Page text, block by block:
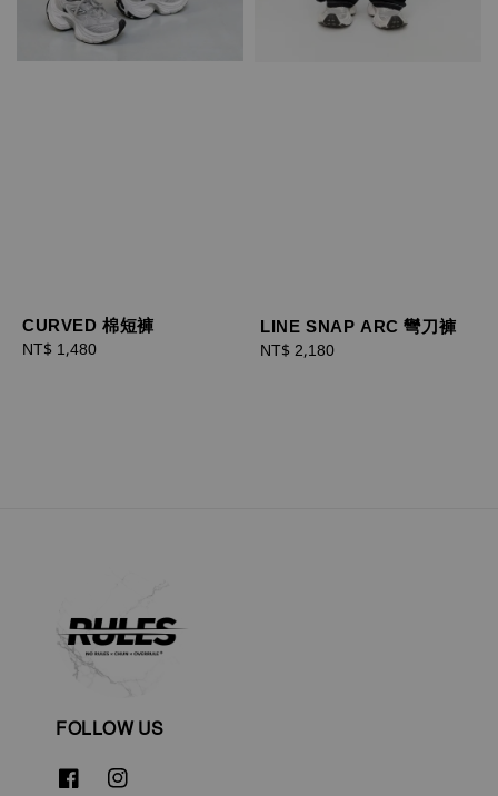
CURVED 棉短褲
Regular
NT$ 1,480
LINE SNAP ARC 彎刀褲
Regular
NT$ 2,180
FOLLOW US